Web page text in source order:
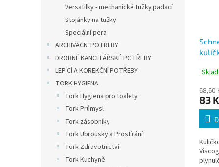
Versatilky - mechanické tužky padací
Stojánky na tužky
Speciální pera
ARCHIVAČNÍ POTŘEBY
DROBNÉ KANCELÁŘSKÉ POTŘEBY
LEPÍCÍ A KOREKČNÍ POTŘEBY
TORK HYGIENA
Tork Hygiena pro toalety
Tork Průmysl
Tork zásobníky
Tork Ubrousky a Prostírání
Tork Zdravotnictví
Tork Kuchyně
68,60
83